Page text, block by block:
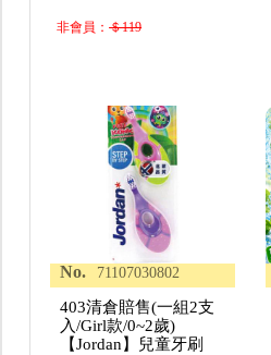
非會員：＄119
No. 71107030802
403清倉賠售(一組2支
入/Girl款/0~2歲)
【Jordan】兒童牙刷